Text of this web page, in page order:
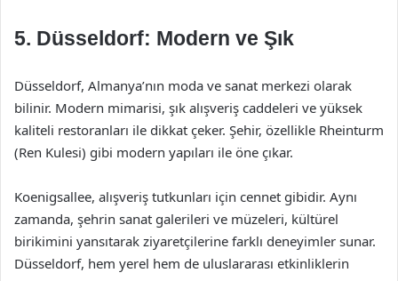
5. Düsseldorf: Modern ve Şık
Düsseldorf, Almanya’nın moda ve sanat merkezi olarak
bilinir. Modern mimarisi, şık alışveriş caddeleri ve yüksek
kaliteli restoranları ile dikkat çeker. Şehir, özellikle Rheinturm
(Ren Kulesi) gibi modern yapıları ile öne çıkar.
Koenigsallee, alışveriş tutkunları için cennet gibidir. Aynı
zamanda, şehrin sanat galerileri ve müzeleri, kültürel
birikimini yansıtarak ziyaretçilerine farklı deneyimler sunar.
Düsseldorf, hem yerel hem de uluslararası etkinliklerin